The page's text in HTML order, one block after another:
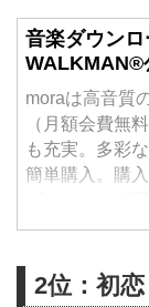
音楽ダウン
WALKMAN®
moraは高音質
（月額会費無
も充実。多彩
簡単購入。購
2位：初